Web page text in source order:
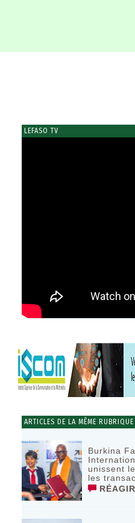
LEFASO TV
ARTICLES DE LA MÊME RUBRIQUE
Burkina
unissent
les
RÉAGIR